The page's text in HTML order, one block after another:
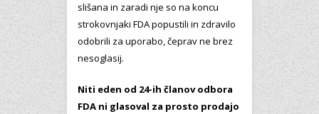
slišana in zaradi nje so na koncu
strokovnjaki FDA popustili in zdravilo
odobrili za uporabo, čeprav ne brez
nesoglasij.
Niti eden od 24-ih članov odbora
FDA ni glasoval za prosto prodajo